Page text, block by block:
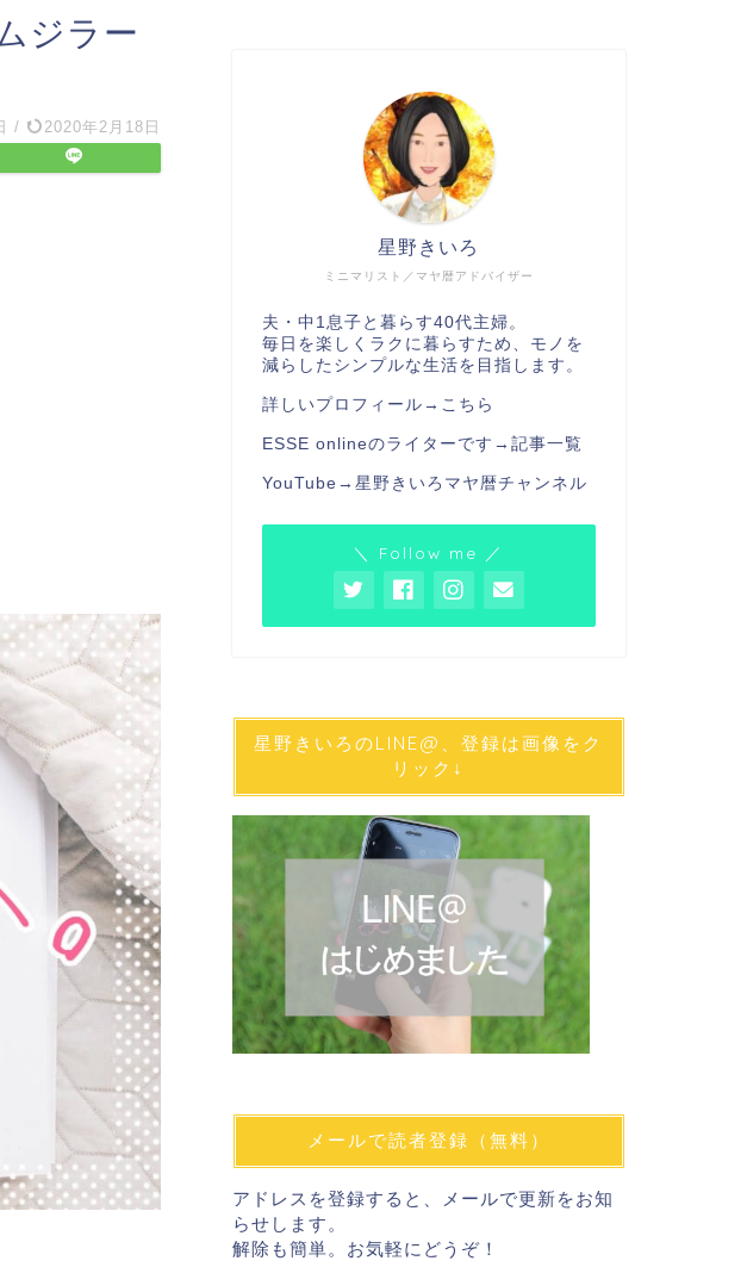
ジラー
/ 2020年2月18日
ミニマリスト／マヤ暦アドバイザー
星野きいろ
夫・中1息子と暮らす40代主婦。
毎日を楽しくラクに暮らすため、モノを
減らしたシンプルな生活を目指します。
詳しいプロフィール→ こちら
ESSE onlineのライターです→ 記事一覧
YouTube→ 星野きいろマヤ暦チャンネル
＼ Follow me ／
星野きいろのLINE@、登録は画像をク
リック↓
メールで読者登録（無料）
アドレスを登録すると、メールで更新をお知
らせします。
解除も簡単。お気軽にどうぞ！